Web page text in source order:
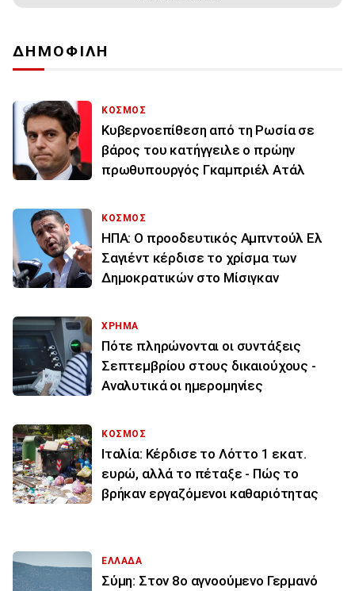
ΔΗΜΟΦΙΛΗ
ΚΟΣΜΟΣ
Κυβερνοεπίθεση από τη Ρωσία σε
βάρος του κατήγγειλε ο πρώην
πρωθυπουργός Γκαμπριέλ Ατάλ
ΚΟΣΜΟΣ
ΗΠΑ: Ο προοδευτικός Αμπντούλ Ελ
Σαγιέντ κέρδισε το χρίσμα των
Δημοκρατικών στο Μίσιγκαν
ΧΡΗΜΑ
Πότε πληρώνονται οι συντάξεις
Σεπτεμβρίου στους δικαιούχους -
Αναλυτικά οι ημερομηνίες
ΚΟΣΜΟΣ
Ιταλία: Κέρδισε το Λόττο 1 εκατ.
ευρώ, αλλά το πέταξε - Πώς το
βρήκαν εργαζόμενοι καθαριότητας
ΕΛΛΑΔΑ
Σύμη: Στον 8ο αγνοούμενο Γερμανό